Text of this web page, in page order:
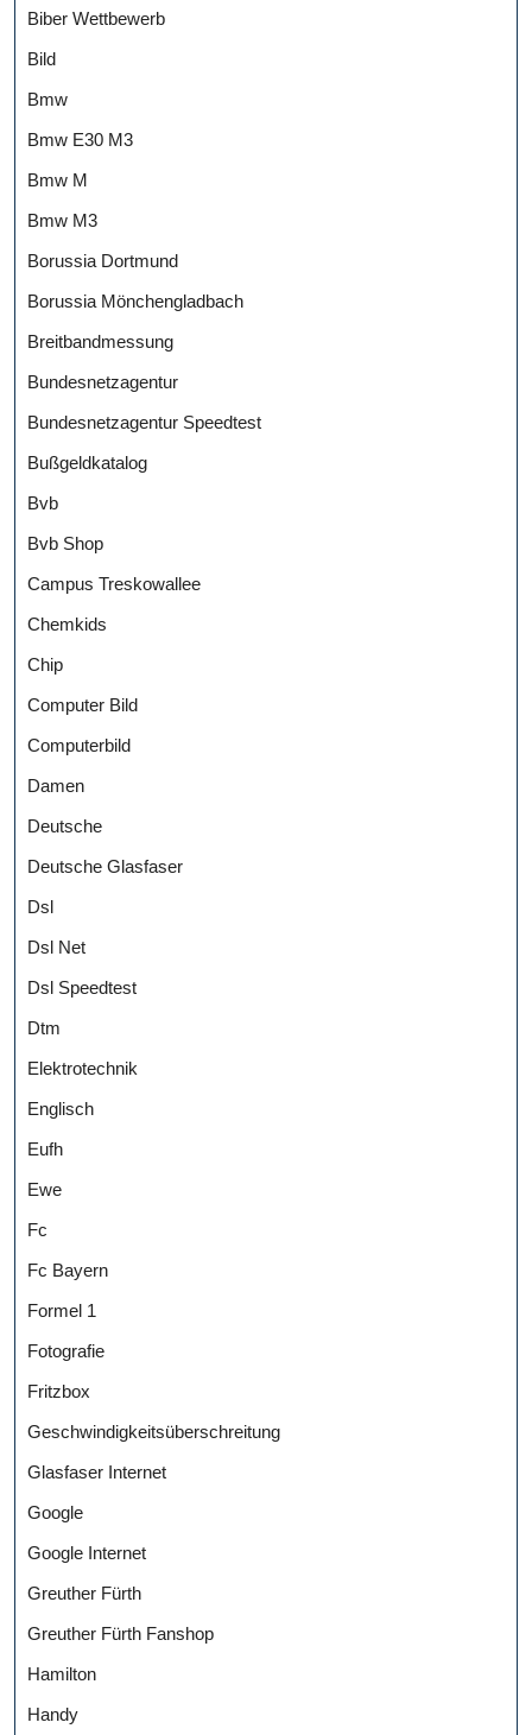
Biber Wettbewerb
Bild
Bmw
Bmw E30 M3
Bmw M
Bmw M3
Borussia Dortmund
Borussia Mönchengladbach
Breitbandmessung
Bundesnetzagentur
Bundesnetzagentur Speedtest
Bußgeldkatalog
Bvb
Bvb Shop
Campus Treskowallee
Chemkids
Chip
Computer Bild
Computerbild
Damen
Deutsche
Deutsche Glasfaser
Dsl
Dsl Net
Dsl Speedtest
Dtm
Elektrotechnik
Englisch
Eufh
Ewe
Fc
Fc Bayern
Formel 1
Fotografie
Fritzbox
Geschwindigkeitsüberschreitung
Glasfaser Internet
Google
Google Internet
Greuther Fürth
Greuther Fürth Fanshop
Hamilton
Handy